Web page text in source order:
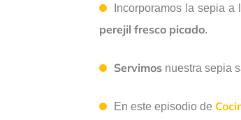
Incorporamos la sepia
perejil fresco picado.
Servimos nuestra sepia
En este episodio de